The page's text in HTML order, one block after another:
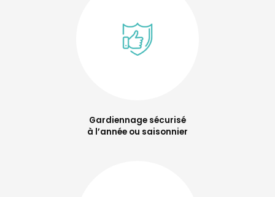
Gardiennage sécurisé
à l’année ou saisonnier